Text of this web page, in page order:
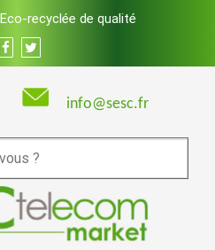
recyclée de qualité
info@sesc.fr